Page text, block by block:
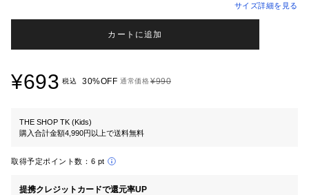
サイズ詳細を見る
カートに追加
¥693 税込 30%OFF 通常価格¥990
THE SHOP TK (Kids)
購入合計金額4,990円以上で送料無料
取得予定ポイント数： 6 pt
提携クレジットカードで還元率UP